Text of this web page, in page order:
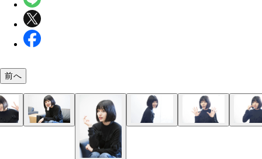
プロフィールに「特技：変顔、パンスト相撲」と
たらいいなという美少女・内山愛
前へ